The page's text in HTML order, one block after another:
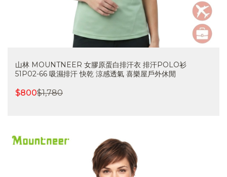
山林 MOUNTNEER 女膠原蛋白排汗衣 排汗POLO衫
51P02-66 吸濕排汗 快乾 涼感透氣 喜樂屋戶外休閒
$800$1,780